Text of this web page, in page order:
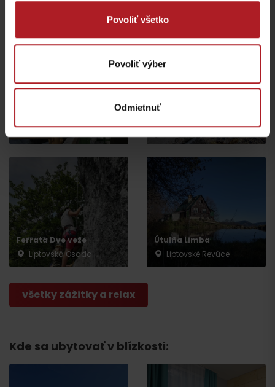
Povoliť všetko
Povoliť výber
Odmietnuť
Liptovské Revúce
Pramene v Kúpeľoch
Liptovská Osada
Ferrata Dve veže
Liptovská Osada
Útulňa Limba
Liptovské Revúce
všetky zážitky a relax
Kde sa ubytovať v blízkosti:
Odchod